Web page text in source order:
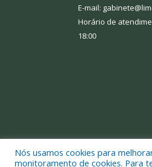
E-mail:
Horário de
18:00
Todos os direitos
Nós usamos cookies para
monitoramento de cookies. Para